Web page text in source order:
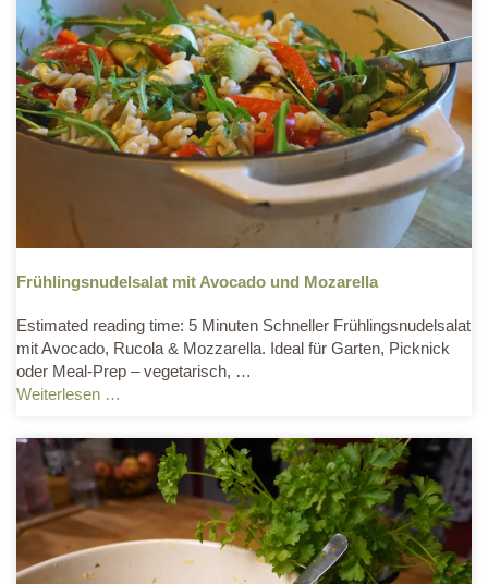
Frühlingsnudelsalat mit Avocado und Mozarella
Estimated reading time: 5 Minuten Schneller Frühlingsnudelsalat
mit Avocado, Rucola & Mozzarella. Ideal für Garten, Picknick
oder Meal-Prep – vegetarisch, …
Weiterlesen …